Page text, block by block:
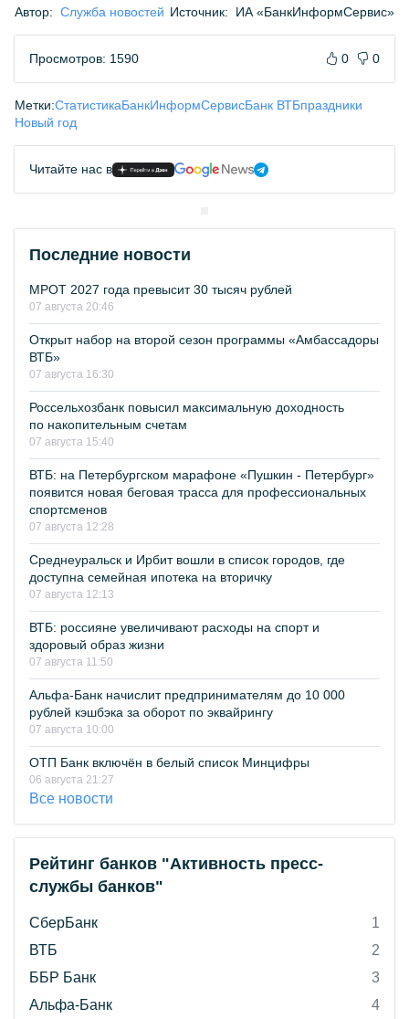
Автор: Служба новостей Источник: ИА «БанкИнформСервис»
Просмотров: 1590 0 0
Метки:СтатистикаБанкИнформСервисБанк ВТБпраздники
Новый год
Читайте нас в
Последние новости
МРОТ 2027 года превысит 30 тысяч рублей
07 августа 20:46
Открыт набор на второй сезон программы «Амбассадоры
ВТБ»
07 августа 16:30
Россельхозбанк повысил максимальную доходность
по накопительным счетам
07 августа 15:40
ВТБ: на Петербургском марафоне «Пушкин - Петербург»
появится новая беговая трасса для профессиональных
спортсменов
07 августа 12:28
Среднеуральск и Ирбит вошли в список городов, где
доступна семейная ипотека на вторичку
07 августа 12:13
ВТБ: россияне увеличивают расходы на спорт и
здоровый образ жизни
07 августа 11:50
Альфа-Банк начислит предпринимателям до 10 000
рублей кэшбэка за оборот по эквайрингу
07 августа 10:00
ОТП Банк включён в белый список Минцифры
06 августа 21:27
Все новости
Рейтинг банков "Активность пресс-
службы банков"
СберБанк
1
ВТБ
2
ББР Банк
3
Альфа-Банк
4